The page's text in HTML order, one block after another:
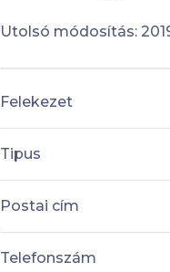
Utolsó módosítás:
Felekezet
Tipus
Postai cím
Telefonszám